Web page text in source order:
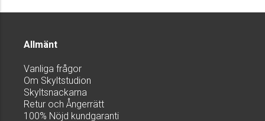
Allmänt
Vanliga frågor
Om Skyltstudion
Skyltsnackarna
Retur och Ångerrätt
100% Nöjd kundgaranti